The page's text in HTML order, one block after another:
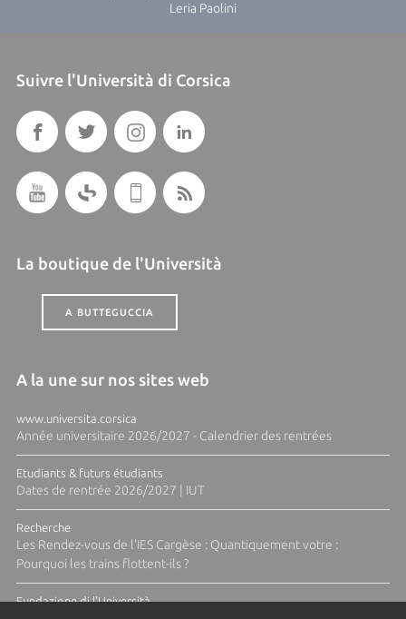
Leria Paolini
Suivre l'Università di Corsica
La boutique de l'Università
A BUTTEGUCCIA
A la une sur nos sites web
www.universita.corsica
Année universitaire 2026/2027 - Calendrier des rentrées
Etudiants & futurs étudiants
Dates de rentrée 2026/2027 | IUT
Recherche
Les Rendez-vous de l'IES Cargèse : Quantiquement votre :
Pourquoi les trains flottent-ils ?
Fundazione di l'Università